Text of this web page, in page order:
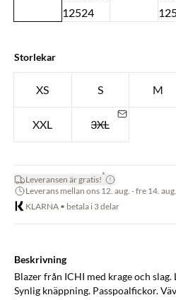
Storlekar
XS S M
XXL 3XL
Leveransen är gratis!*
Leverans mellan ons 12. aug. - fre 14. aug.
KLARNA • betala i 3 delar
Beskrivning
Blazer från ICHI med krage och slag.
Synlig knäppning. Passpoalfickor.